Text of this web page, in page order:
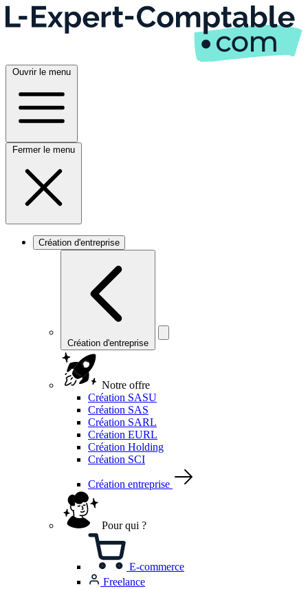
Ouvrir le menu
Fermer le menu
Création d'entreprise
Création d'entreprise
Notre offre
Création SASU
Création SAS
Création SARL
Création EURL
Création Holding
Création SCI
Création entreprise
Pour qui ?
E-commerce
Freelance